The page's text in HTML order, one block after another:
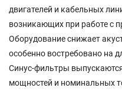
двигателей и кабельных
возникающих при работе с
Оборудование снижает
особенно востребовано на
Синус-фильтры
мощностей и номинальных